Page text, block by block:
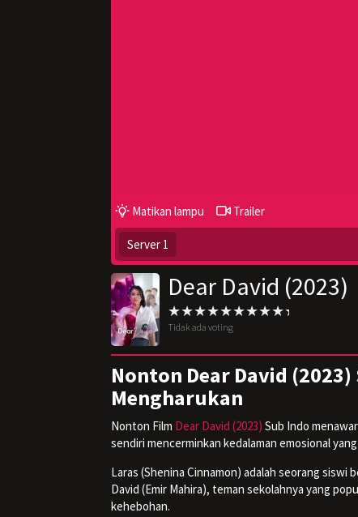
Matikan lampu Trailer
Server 1
Dear David (2023)
Tidak ada voting
Nonton Dear David
Mengharukan
Nonton Film Dear David (2023) Sub Indo
sendiri mencerminkan kedalaman emosional
Laras (Shenina Cinnamon) adalah seorang
David (Emir Mahira), teman sekolahnya yang
kehebohan.